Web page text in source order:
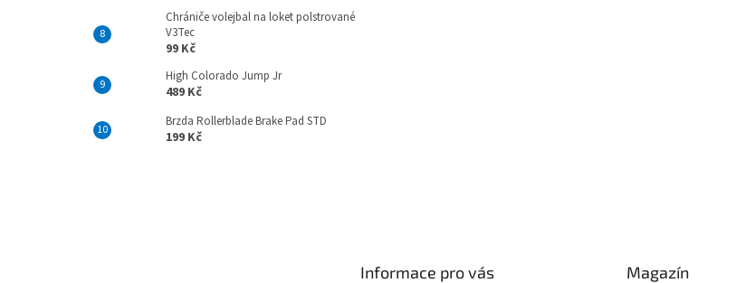
Chrániče volejbal na loket polstrované
V3Tec
99 Kč
High Colorado Jump Jr
489 Kč
Brzda Rollerblade Brake Pad STD
199 Kč
Informace pro vás Magazín